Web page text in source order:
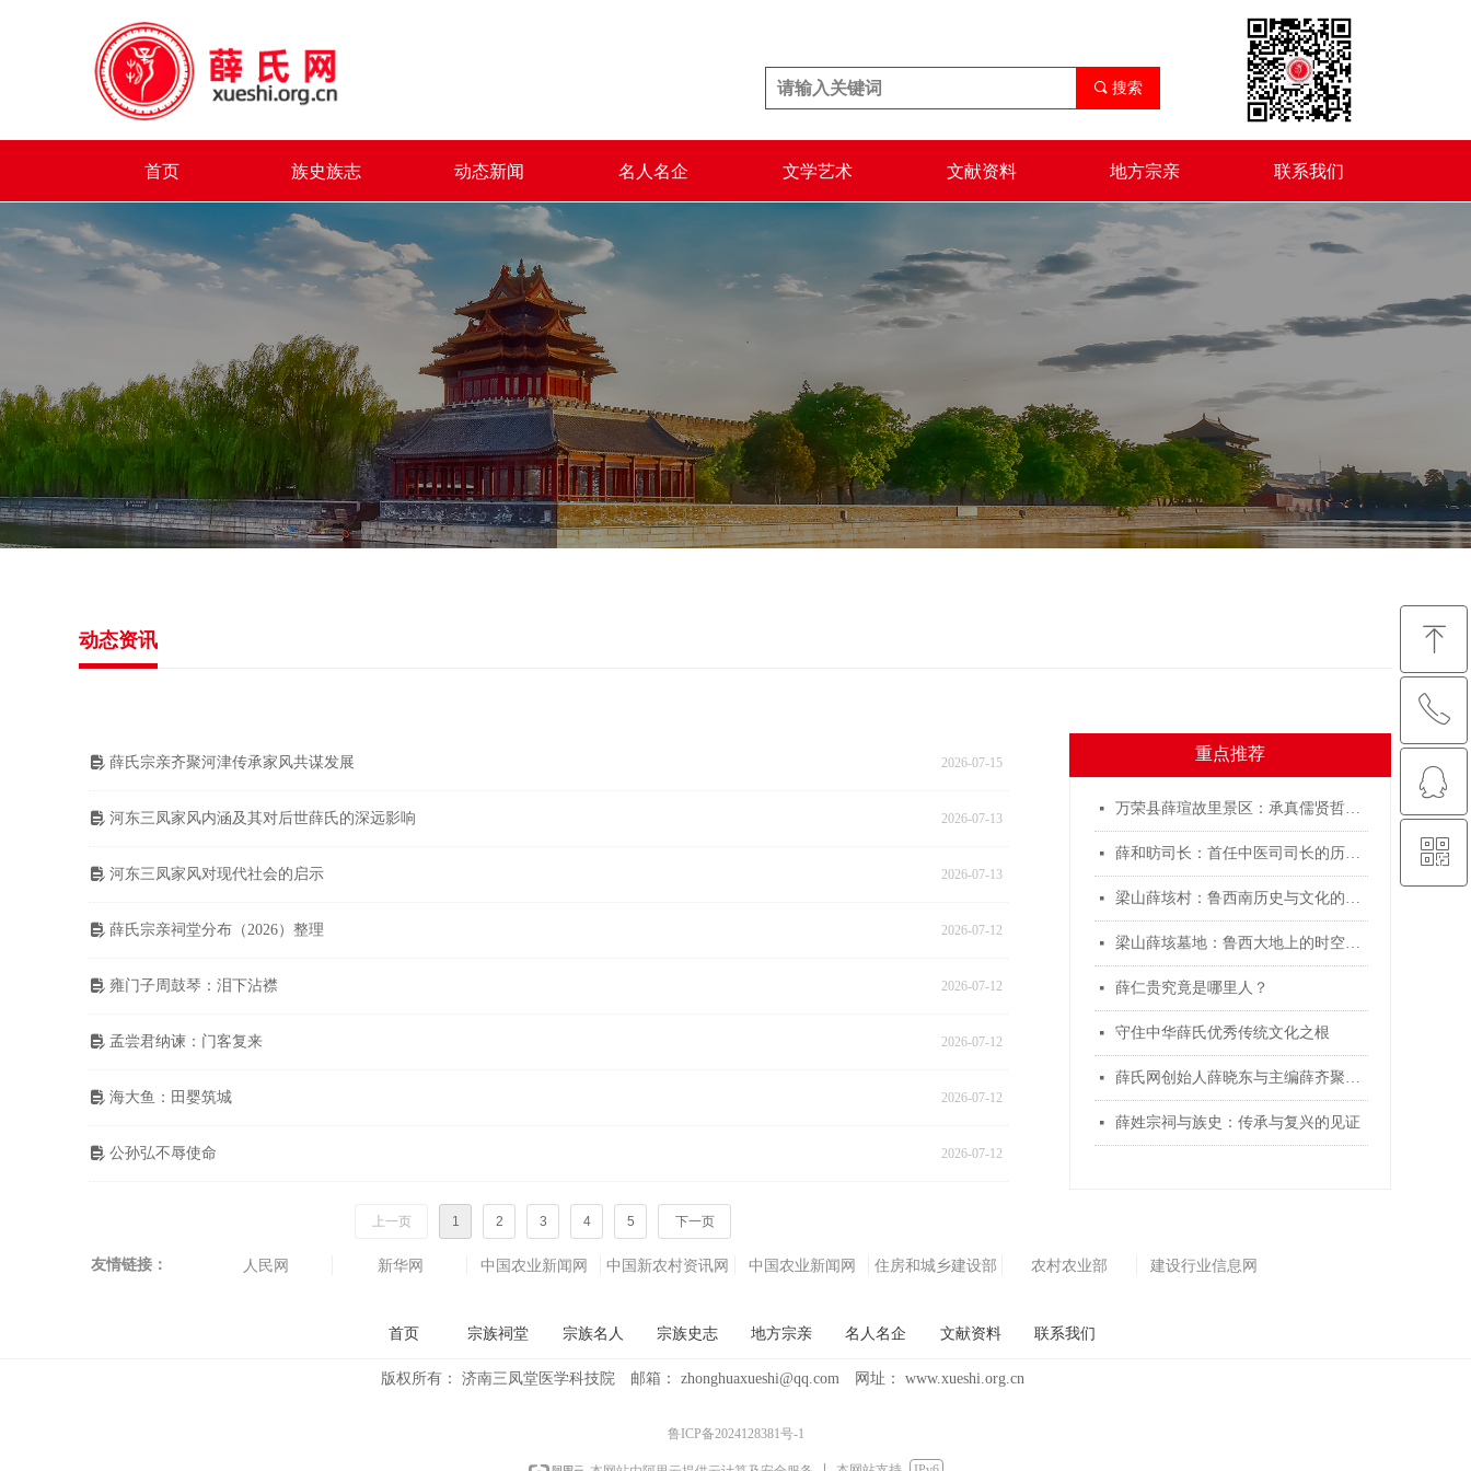
首页 族史族志 动态新闻 名人名企 文学艺术 文献资料 地方宗亲 联系我们
끠 搜索
2026-07-15
넖 薛氏宗亲齐聚河津传承家风共谋发展
2026-07-13
넖 河东三凤家风内涵及其对后世薛氏的深远影响
2026-07-13
넖 河东三凤家风对现代社会的启示
2026-07-12
넖 薛氏宗亲祠堂分布（2026）整理
2026-07-12
넖 雍门子周鼓琴：泪下沾襟
2026-07-12
넖 孟尝君纳谏：门客复来
2026-07-12
넖 海大鱼：田婴筑城
2026-07-12
넖 公孙弘不辱使命
上一页 1 2 3 4 5 下一页
重点推荐
넷 万荣县薛瑄故里景区：承真儒贤哲遗风 谱文商融合新篇
넷 薛和昉司长：首任中医司司长的历史担当
넷 梁山薛垓村：鲁西南历史与文化的千年见证
넷 梁山薛垓墓地：鲁西大地上的时空胶囊
넷 薛仁贵究竟是哪里人？
넷 守住中华薛氏优秀传统文化之根
넷 薛氏网创始人薛晓东与主编薛齐聚首盐城 共绘薛氏宗亲发展新蓝图
넷 薛姓宗祠与族史：传承与复兴的见证
动态资讯
友情链接： 人民网 新华网 中国农业新闻网 中国新农村资讯网 中国农业新闻网 住房和城乡建设部 农村农业部 建设行业信息网
首页 宗族祠堂 宗族名人 宗族史志 地方宗亲 名人名企 文献资料 联系我们
版权所有： 济南三凤堂医学科技院 邮箱： zhonghuaxueshi@qq.com 网址： www.xueshi.org.cn
鲁ICP备2024128381号-1
ꁸ
回到顶部
ꂅ
05352112114
ꁗ
QQ客服
ꀥ